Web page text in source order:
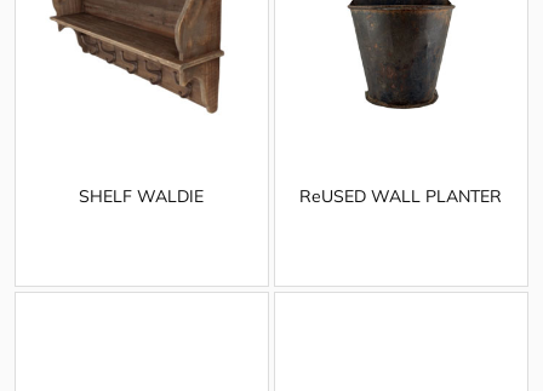
SHELF WALDIE ReUSED WALL PLANTER